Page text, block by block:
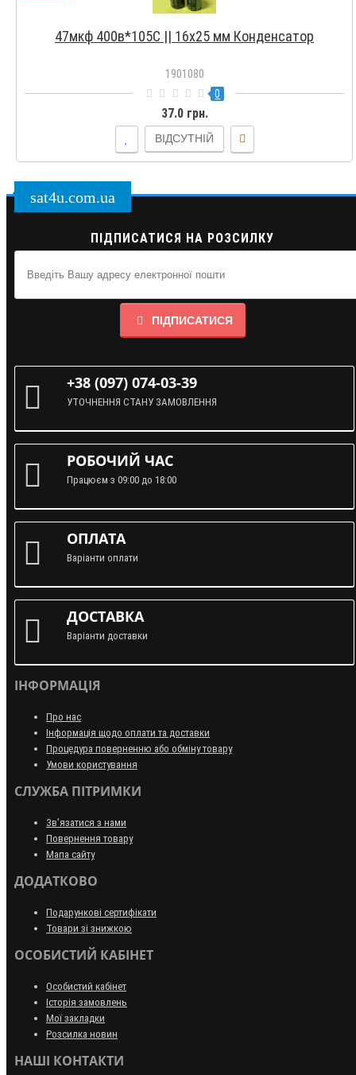
47мкф 400в*105С || 16x25 мм Конденсатор
1901080
0
37.0 грн.
ВІДСУТНІЙ
sat4u.com.ua
ПІДПИСАТИСЯ НА РОЗСИЛКУ
ПІДПИСАТИСЯ
+38 (097) 074-03-39
УТОЧНЕННЯ СТАНУ ЗАМОВЛЕННЯ
РОБОЧИЙ ЧАС
Працюєм з 09:00 до 18:00
ОПЛАТА
Варіанти оплати
ДОСТАВКА
Варіанти доставки
ІНФОРМАЦІЯ
Про нас
Інформація щодо оплати та доставки
Процедура поверненню або обміну товару
Умови користування
СЛУЖБА ПІТРИМКИ
Зв’язатися з нами
Повернення товару
Мапа сайту
ДОДАТКОВО
Подарункові сертифікати
Товари зі знижкою
ОСОБИСТИЙ КАБІНЕТ
Особистий кабінет
Історія замовлень
Мої закладки
Розсилка новин
НАШІ КОНТАКТИ